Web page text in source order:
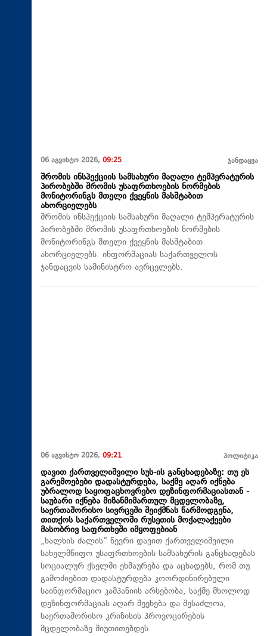
06 აგვისტო 2026, 09:25 ჯანდაცვა
შრომის ინსპექციის სამსახური მაღალი ტემპერატურის
პირობებში შრომის უსაფრთხოების ნორმების
მონიტორინგს მთელი ქვეყნის მასშტაბით
ახორციელებს
შრომის ინსპექციის სამსახური მაღალი ტემპერატურის
პირობებში შრომის უსაფრთხოების ნორმების
მონიტორინგს მთელი ქვეყნის მასშტაბით
ახორციელებს. ინფორმაციას საქართველოს
ჯანდაცვის სამინისტრო ავრცელებს.
06 აგვისტო 2026, 09:21 პოლიტიკა
დავით ქართველიშვილი სუს-ის განცხადებაზე: თუ ეს
გარემოებები დადასტურდება, საქმე აღარ იქნება
უბრალოდ საყოფაცხოვრებო დეზინფორმაციასთან -
საუბარი იქნება მიზანმიმართულ მცდელობაზე,
საერთაშორისო სივრცეში შეიქმნას წარმოდგენა,
თითქოს საქართველოში რუსეთის მოქალაქეები
მასობრივ საფრთხეში იმყოფებიან
„ხალხის ძალის“ წევრი დავით ქართველიშვილი
სახელმწიფო უსაფრთხოების სამსახურის განცხადებას
სოციალურ ქსელში ეხმაურება და აცხადებს, რომ თუ
გამოძიებით დადასტურდება კოორდინირებული
საინფორმაციო კამპანიის არსებობა, საქმე მხოლოდ
დეზინფორმაციას აღარ შეეხება და შესაძლოა,
საერთაშორისო კრიზისის პროვოცირების
მცდელობაზე მიუთითებდეს.